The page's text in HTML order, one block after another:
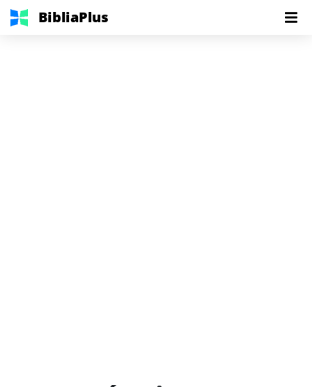
BibliaPlus